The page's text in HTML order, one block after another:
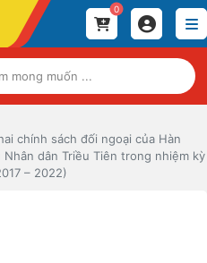
0
chính sách đối ngoại của Hàn
dân Triều Tiên trong nhiệm kỳ
– 2022)